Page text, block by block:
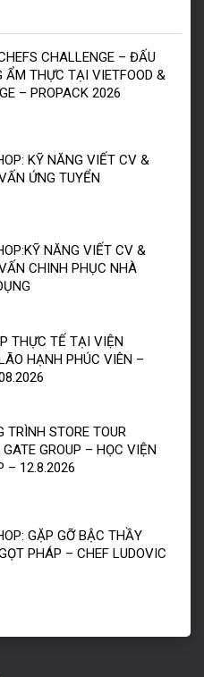
CHALLENGE – ĐẤU
ẨM THỰC TẠI VIETFOOD &
– PROPACK 2026
KỸ NĂNG VIẾT CV &
ỨNG TUYỂN
NĂNG VIẾT CV &
CHINH PHỤC NHÀ
THỰC TẾ TẠI VIỆN
HẠNH PHÚC VIÊN –
TRÌNH STORE TOUR
GATE GROUP – HỌC VIỆN
– 12.8.2026
GẶP GỠ BẬC THẦY
PHÁP – CHEF LUDOVIC